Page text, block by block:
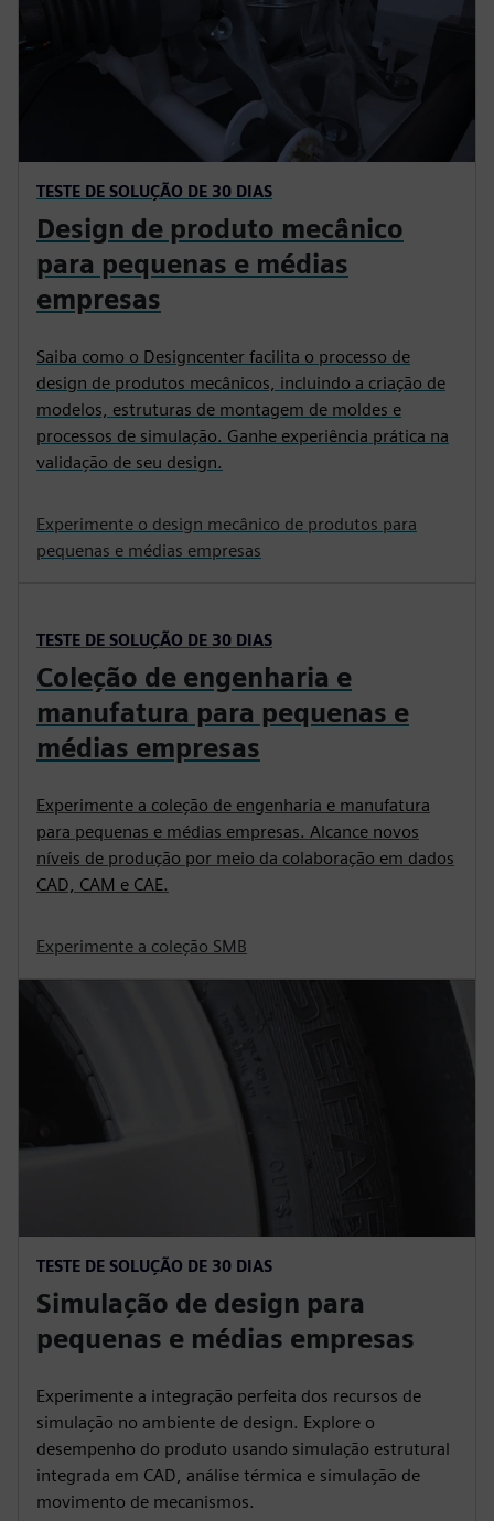
TESTE DE SOLUÇÃO DE 30 DIAS
Design de produto mecânico
para pequenas e médias
empresas
Saiba como o Designcenter facilita o processo de
design de produtos mecânicos, incluindo a criação de
modelos, estruturas de montagem de moldes e
processos de simulação. Ganhe experiência prática na
validação de seu design.
Experimente o design mecânico de produtos para
pequenas e médias empresas
TESTE DE SOLUÇÃO DE 30 DIAS
manufatura para pequenas e
médias empresas
Experimente a coleção de engenharia e manufatura
para pequenas e médias empresas. Alcance novos
níveis de produção por meio da colaboração em dados
CAD, CAM e CAE.
TESTE DE SOLUÇÃO DE 30 DIAS